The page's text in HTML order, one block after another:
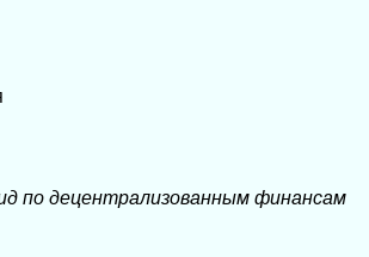
по децентрализованным финансам